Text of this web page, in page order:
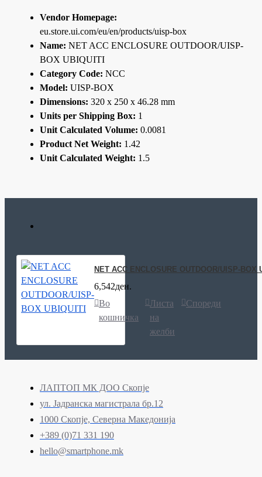
Vendor Homepage:
eu.store.ui.com/eu/en/products/uisp-box
Name: NET ACC ENCLOSURE OUTDOOR/UISP-
BOX UBIQUITI
Category Code: NCC
Model: UISP-BOX
Dimensions: 320 x 250 x 46.28 mm
Units per Shipping Box: 1
Unit Calculated Volume: 0.0081
Product Net Weight: 1.42
Unit Calculated Weight: 1.5
NET ACC ENCLOSURE OUTDOOR/UISP-BOX
6,542ден.
Во
кошничка
Листа
на
желби
Спореди
ЛАПТОП МК ДОО Скопје
ул. Јадранска магистрала бр.12
1000 Скопје, Северна Македонија
+389 (0)71 331 190
hello@smartphone.mk